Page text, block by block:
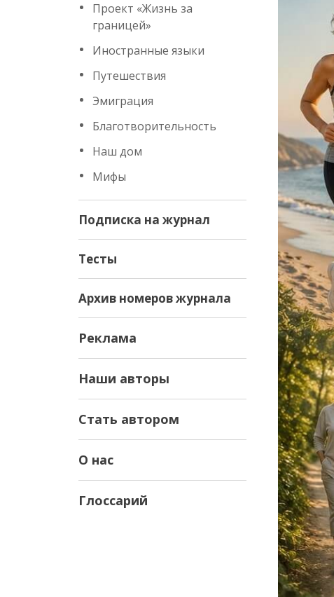
Проект «Жизнь за
границей»
Иностранные языки
Путешествия
Эмиграция
Благотворительность
Наш дом
Мифы
Подписка на журнал
Тесты
Архив номеров журнала
Реклама
Наши авторы
Стать автором
О нас
Глоссарий